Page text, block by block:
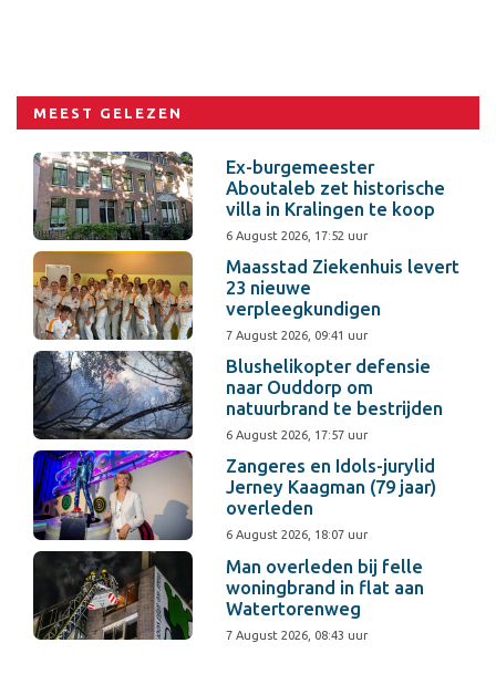
MEEST GELEZEN
Ex-burgemeester
Aboutaleb zet historische
villa in Kralingen te koop
6 August 2026, 17:52 uur
Maasstad Ziekenhuis levert
23 nieuwe
verpleegkundigen
7 August 2026, 09:41 uur
Blushelikopter defensie
naar Ouddorp om
natuurbrand te bestrijden
6 August 2026, 17:57 uur
Zangeres en Idols-jurylid
Jerney Kaagman (79 jaar)
overleden
6 August 2026, 18:07 uur
Man overleden bij felle
woningbrand in flat aan
Watertorenweg
7 August 2026, 08:43 uur